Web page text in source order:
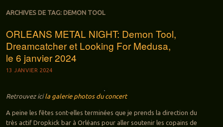
ARCHIVES DE TAG: DEMON TOOL
ORLEANS METAL NIGHT: Demon Tool,
Dreamcatcher et Looking For Medusa,
le 6 janvier 2024
13 JANVIER 2024
Retrouvez icila galerie photos du concert
A peine les fêtes sont-elles terminées que je prends la direction du
très actif Dropkick bar à Orléans pour aller soutenir les copains de